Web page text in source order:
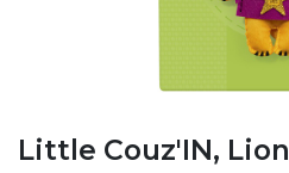
Little Couz'IN, Lion